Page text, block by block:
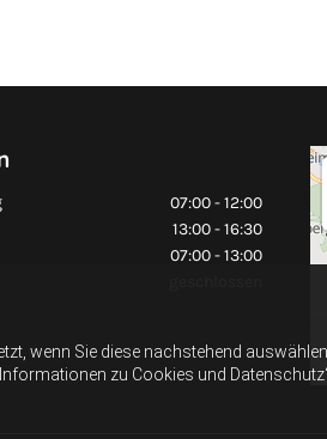
wenn Sie diese nachstehend
zu Cookies und
07:00 - 12:00
13:00 - 16:30
07:00 - 13:00